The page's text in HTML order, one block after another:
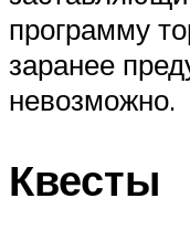
программу
заранее
невозможно.
Квесты